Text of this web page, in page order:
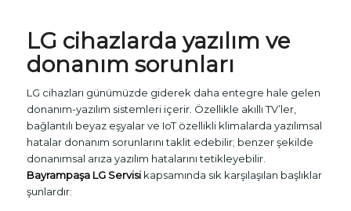
LG cihazlarda yazılım ve
donanım sorunları
LG cihazları günümüzde giderek daha entegre hale gelen
donanım-yazılım sistemleri içerir. Özellikle akıllı TV’ler,
bağlantılı beyaz eşyalar ve IoT özellikli klimalarda yazılımsal
hatalar donanım sorunlarını taklit edebilir; benzer şekilde
donanımsal arıza yazılım hatalarını tetikleyebilir.
Bayrampaşa LG Servisikapsamında sık karşılaşılan başlıklar
şunlardır: